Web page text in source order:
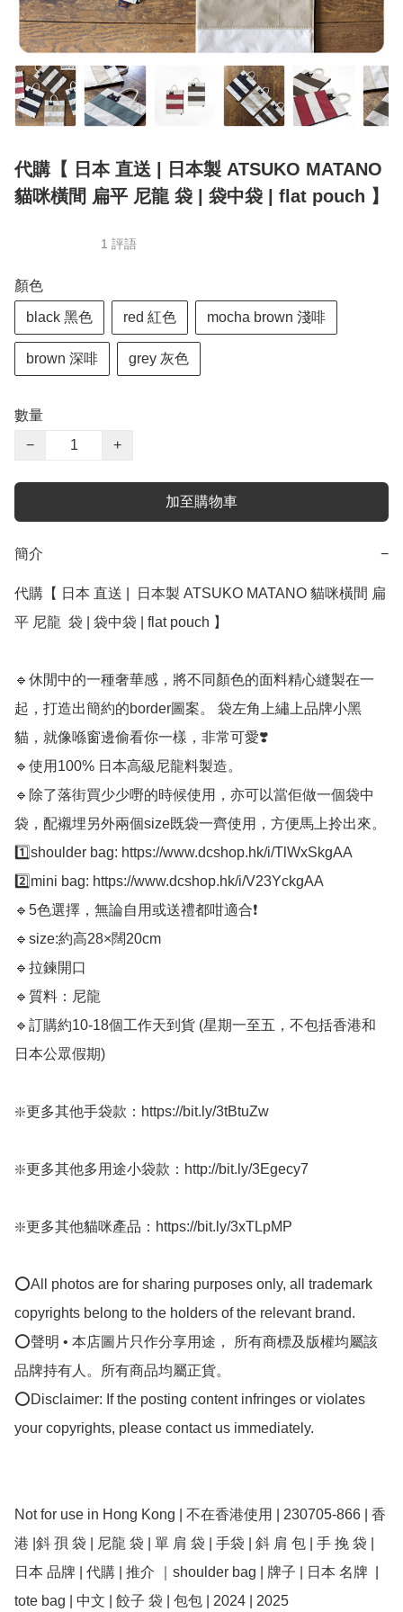
代購【 日本 直送 | 日本製 ATSUKO MATANO
貓咪橫間 扁平 尼龍 袋 | 袋中袋 | flat pouch 】
1 評語
顏色
black 黑色 red 紅色 mocha brown 淺啡
brown 深啡 grey 灰色
數量
−
+
加至購物車
簡介 −
代購【 日本 直送 |  日本製 ATSUKO MATANO 貓咪橫間 扁
平 尼龍  袋 | 袋中袋 | flat pouch 】
🔹休閒中的一種奢華感，將不同顏色的面料精心縫製在一
起，打造出簡約的border圖案。 袋左角上繡上品牌小黑
貓，就像喺窗邊偷看你一樣，非常可愛❣️
🔹使用100% 日本高級尼龍料製造。
🔹除了落街買少少嘢的時候使用，亦可以當佢做一個袋中
袋，配襯埋另外兩個size既袋一齊使用，方便馬上拎出來。
1️⃣shoulder bag: https://www.dcshop.hk/i/TlWxSkgAA
2️⃣mini bag: https://www.dcshop.hk/i/V23YckgAA
🔹5色選擇，無論自用或送禮都咁適合❗️
🔹size:約高28×闊20cm
🔹拉鍊開口
🔹質料：尼龍
🔹訂購約10-18個工作天到貨 (星期一至五，不包括香港和
日本公眾假期) ﻿
❇️更多其他手袋款：https://bit.ly/3tBtuZw
❇️更多其他多用途小袋款：http://bit.ly/3Egecy7
❇️更多其他貓咪產品：https://bit.ly/3xTLpMP
⭕All photos are for sharing purposes only, all trademark
copyrights belong to the holders of the relevant brand.
⭕聲明 • 本店圖片只作分享用途， 所有商標及版權均屬該
品牌持有人。所有商品均屬正貨。
⭕Disclaimer: If the posting content infringes or violates
your copyrights, please contact us immediately.
Not for use in Hong Kong | 不在香港使用 | 230705-866 | 香
港 |斜 孭 袋 | 尼龍 袋 | 單 肩 袋 | 手袋 | 斜 肩 包 | 手 挽 袋 |
日本 品牌 | 代購 | 推介 ｜shoulder bag | 牌子 | 日本 名牌  |